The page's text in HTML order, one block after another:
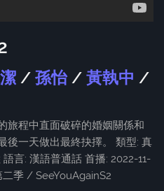
/ 孫怡/ 黃執中 /
旅程中直面破碎的婚姻關係和
後一天做出最終抉擇。 類型: 真
言: 漢語普通話 首播: 2022-11-
二季 / SeeYouAgainS2